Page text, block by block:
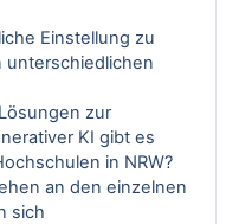
Einstellung zu
unterschiedlichen
zur
KI gibt es
in NRW?
an den einzelnen
sich